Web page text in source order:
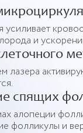
усиливает
и
лазера
спящих
алопеции
фолликулы и